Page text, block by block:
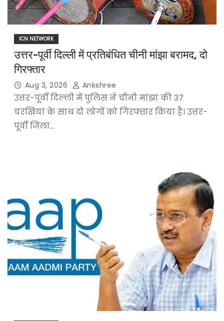
ICN NETWORK
उत्तर-पूर्वी दिल्ली में प्रतिबंधित चीनी मांझा बरामद, दो
गिरफ्तार
Aug 3, 2026 Ankshree
उत्तर-पूर्वी दिल्ली में पुलिस ने चीनी मांझा की 37
चरखियां के साथ दो लोगों को गिरफ्तार किया है। उत्तर-
पूर्वी जिला…